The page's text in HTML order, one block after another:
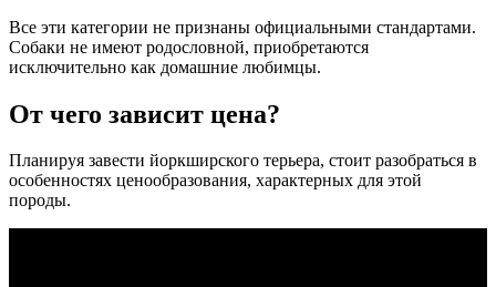
Все эти категории не признаны официальными стандартами.
Собаки не имеют родословной, приобретаются
исключительно как домашние любимцы.
От чего зависит цена?
Планируя завести йоркширского терьера, стоит разобраться в
особенностях ценообразования, характерных для этой
породы.